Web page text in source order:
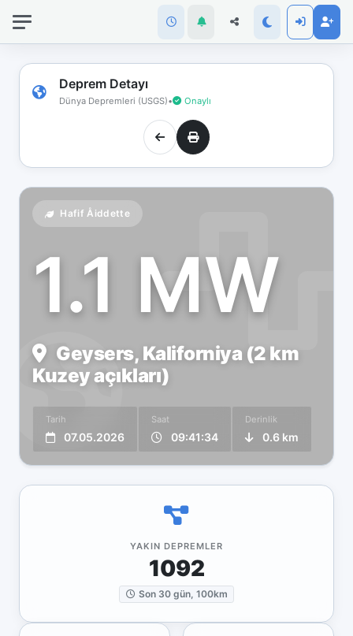
Deprem Detayı
Dünya Depremleri (USGS)• Onaylı
Hafif Åiddette
1.1 MW
Geysers, Kaliforniya (2 km
Kuzey açıkları)
Tarih
07.05.2026
Saat
09:41:34
Derinlik
0.6 km
YAKIN DEPREMLER
1092
Son 30 gün, 100km
bağlantınız
koptu!
Çevrimdışı
moddasınız.